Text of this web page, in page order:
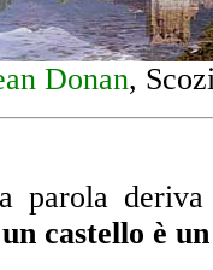
Donan,
parola
un castello è